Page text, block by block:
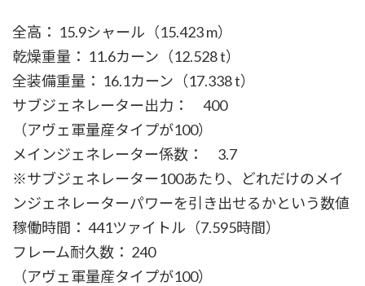
全高： 15.9シャール（15.423 m）
乾燥重量： 11.6カーン（12.528 t）
全装備重量： 16.1カーン（17.338 t）
サブジェネレーター出力： 400
（アヴェ軍量産タイプが100）
メインジェネレーター係数： 3.7
※サブジェネレーター100あたり、どれだけのメイ
ンジェネレーターパワーを引き出せるかという数値
稼働時間： 441ツァイトル（7.595時間）
フレーム耐久数： 240
（アヴェ軍量産タイプが100）